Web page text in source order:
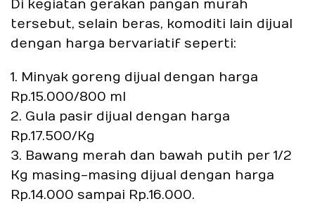
Di kegiatan gerakan pangan murah
tersebut, selain beras, komoditi lain dijual
dengan harga bervariatif seperti:
1. Minyak goreng dijual dengan harga
Rp.15.000/800 ml
2. Gula pasir dijual dengan harga
Rp.17.500/Kg
3. Bawang merah dan bawah putih per 1/2
Kg masing-masing dijual dengan harga
Rp.14.000 sampai Rp.16.000.